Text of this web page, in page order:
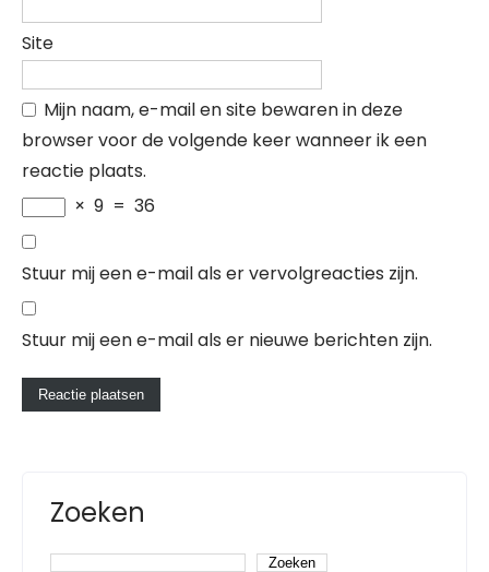
Site
Mijn naam, e-mail en site bewaren in deze
browser voor de volgende keer wanneer ik een
reactie plaats.
× 9 = 36
Stuur mij een e-mail als er vervolgreacties zijn.
Stuur mij een e-mail als er nieuwe berichten zijn.
Zoeken
Zoeken